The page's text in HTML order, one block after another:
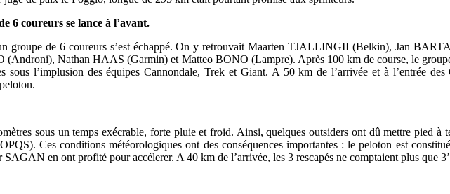
6 coureurs se lance à l’avant.
groupe de 6 coureurs s’est échappé. On y retrouvait Maarten TJALLINGII (Belkin), Jan
Nathan HAAS (Garmin) et Matteo BONO (Lampre). Après 100 km de course, le
sous l’implusion des équipes Cannondale, Trek et Giant. A 50 km de l’arrivée et à l’entrée
sous un temps exécrable, forte pluie et froid. Ainsi, quelques outsiders ont dû mettre pied
Ces conditions météorologiques ont des conséquences importantes : le peloton est
SAGAN en ont profité pour accélerer. A 40 km de l’arrivée, les 3 rescapés ne comptaient plus que